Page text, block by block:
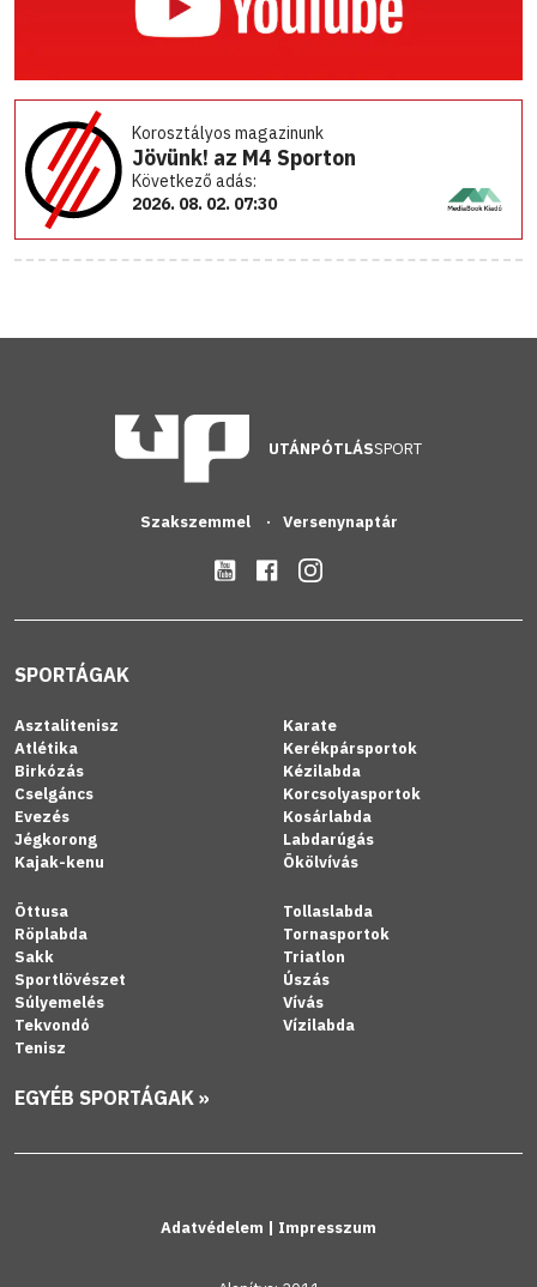
Korosztályos magazinunk
Jövünk! az M4 Sporton
Következő adás:
2026. 08. 02. 07:30
UTÁNPÓTLÁSSPORT
Szakszemmel Versenynaptár
SPORTÁGAK
Asztalitenisz
Atlétika
Birkózás
Cselgáncs
Evezés
Jégkorong
Kajak-kenu
Karate
Kerékpársportok
Kézilabda
Korcsolyasportok
Kosárlabda
Labdarúgás
Ökölvívás
Öttusa
Röplabda
Sakk
Sportlövészet
Súlyemelés
Tekvondó
Tenisz
Tollaslabda
Tornasportok
Triatlon
Úszás
Vívás
Vízilabda
EGYÉB SPORTÁGAK »
Adatvédelem | Impresszum